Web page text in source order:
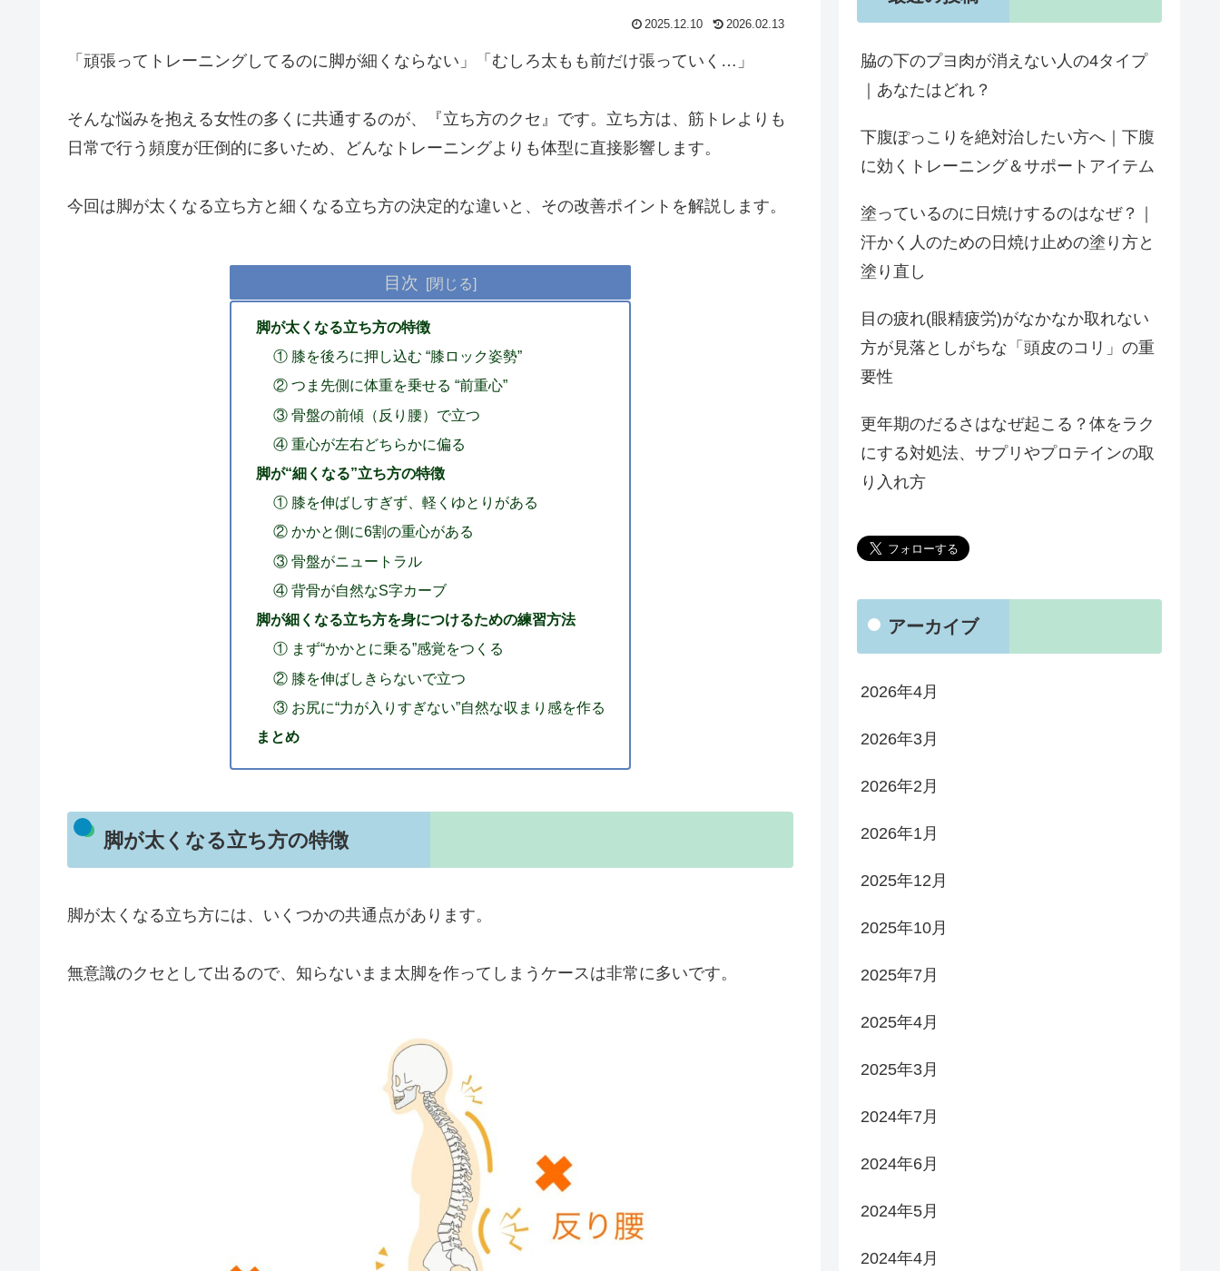
2025.12.10 2026.02.13
「頑張ってトレーニングしてるのに脚が細くならない」「むしろ太もも前だけ張っていく…」
そんな悩みを抱える女性の多くに共通するのが、『立ち方のクセ』です。立ち方は、筋トレよりも
日常で行う頻度が圧倒的に多いため、どんなトレーニングよりも体型に直接影響します。
今回は脚が太くなる立ち方と細くなる立ち方の決定的な違いと、その改善ポイントを解説します。
目次
脚が太くなる立ち方の特徴
① 膝を後ろに押し込む “膝ロック姿勢”
② つま先側に体重を乗せる “前重心”
③ 骨盤の前傾（反り腰）で立つ
④ 重心が左右どちらかに偏る
脚が“細くなる”立ち方の特徴
① 膝を伸ばしすぎず、軽くゆとりがある
② かかと側に6割の重心がある
③ 骨盤がニュートラル
④ 背骨が自然なS字カーブ
脚が細くなる立ち方を身につけるための練習方法
① まず“かかとに乗る”感覚をつくる
② 膝を伸ばしきらないで立つ
③ お尻に“力が入りすぎない”自然な収まり感を作る
まとめ
脚が太くなる立ち方の特徴
脚が太くなる立ち方には、いくつかの共通点があります。
無意識のクセとして出るので、知らないまま太脚を作ってしまうケースは非常に多いです。
脇の下のプヨ肉が消えない人の4タイプ
｜あなたはどれ？
下腹ぽっこりを絶対治したい方へ｜下腹
に効くトレーニング＆サポートアイテム
塗っているのに日焼けするのはなぜ？｜
汗かく人のための日焼け止めの塗り方と
塗り直し
目の疲れ(眼精疲労)がなかなか取れない
方が見落としがちな「頭皮のコリ」の重
要性
更年期のだるさはなぜ起こる？体をラク
にする対処法、サプリやプロテインの取
り入れ方
アーカイブ
2026年4月
2026年3月
2026年2月
2026年1月
2025年12月
2025年10月
2025年7月
2025年4月
2025年3月
2024年7月
2024年6月
2024年5月
2024年4月